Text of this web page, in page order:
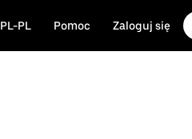
PL-PL Pomoc Zaloguj się